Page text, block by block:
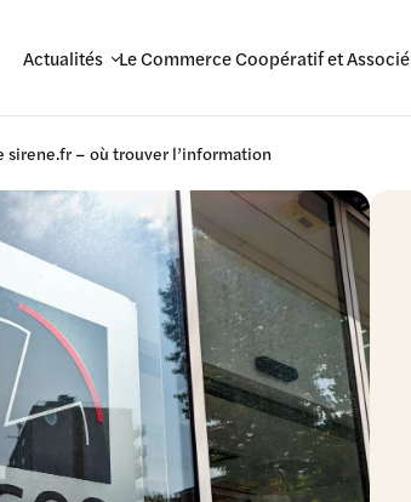
Actualités Le Commerce Coopératif et Associé
sirene.fr – où trouver l’information